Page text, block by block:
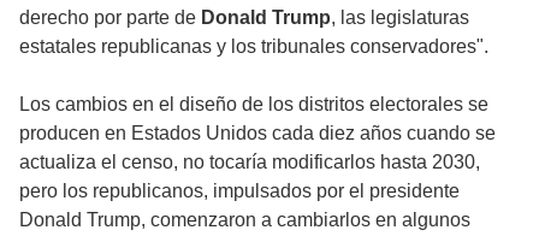
derecho por parte de Donald Trump, las legislaturas
estatales republicanas y los tribunales conservadores".
Los cambios en el diseño de los distritos electorales se
producen en Estados Unidos cada diez años cuando se
actualiza el censo, no tocaría modificarlos hasta 2030,
pero los republicanos, impulsados por el presidente
Donald Trump, comenzaron a cambiarlos en algunos